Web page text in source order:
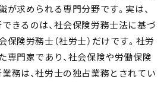
が求められる専門分野です。実は、
きるのは、社会保険労務士法に基づ
保険労務士（社労士）だけです。社労
専門家であり、社会保険や労働保険
務は、社労士の独占業務とされてい